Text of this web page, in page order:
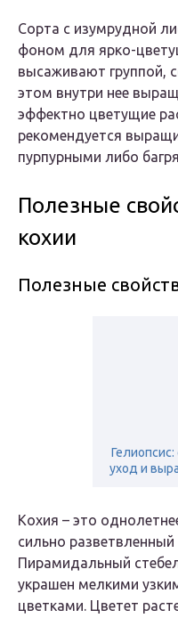
Сорта с изумрудной
фоном для ярко-
высаживают группой,
этом внутри нее
эффектно цветущие
рекомендуется
пурпурными либо
Полезные
кохии
Полезные
Гелиопсис:
уход и
Кохия – это
сильно
Пирамидальный
украшен мелкими
цветками. Цветет